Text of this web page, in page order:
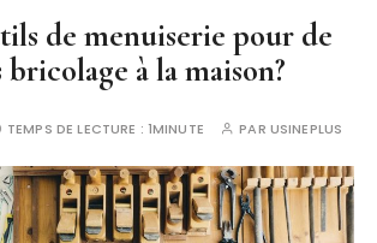
de menuiserie pour de
à la maison?
TEMPS DE LECTURE : 1MINUTE PAR USINEPLUS